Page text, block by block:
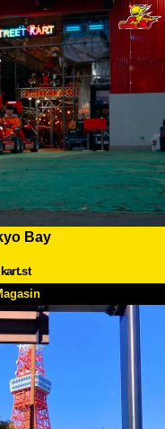
Bay
Réservation